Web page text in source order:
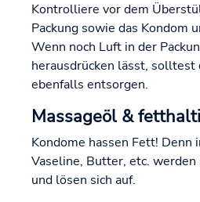
Kontrolliere vor dem
Packung sowie das Kondom
Wenn noch Luft in der
herausdrücken lässt, solltest
ebenfalls entsorgen.
Massageöl &
Kondome hassen Fett! Denn
Vaseline, Butter, etc. werden
und lösen sich auf.